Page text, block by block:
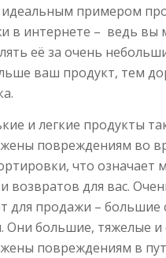
идеальным примером
в интернете – ведь вы
её за очень
ваш продукт, тем
и легкие продукты
повреждениям во
что означает
возвратов для вас.
для продажи – большие
Они большие, тяжелые и
повреждениям в